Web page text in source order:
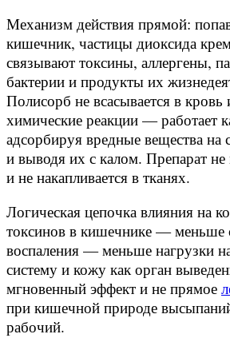
Механизм действия прямой:
кишечник, частицы диоксида
связывают токсины, аллергены,
бактерии и продукты их
Полисорб не всасывается в кровь
химические реакции — работает
адсорбируя вредные вещества на
и выводя их с калом. Препарат не
и не накапливается в тканях.
Логическая цепочка влияния на
токсинов в кишечнике — меньше
воспаления — меньше нагрузки
систему и кожу как орган
мгновенный эффект и не прямое
при кишечной природе
рабочий.